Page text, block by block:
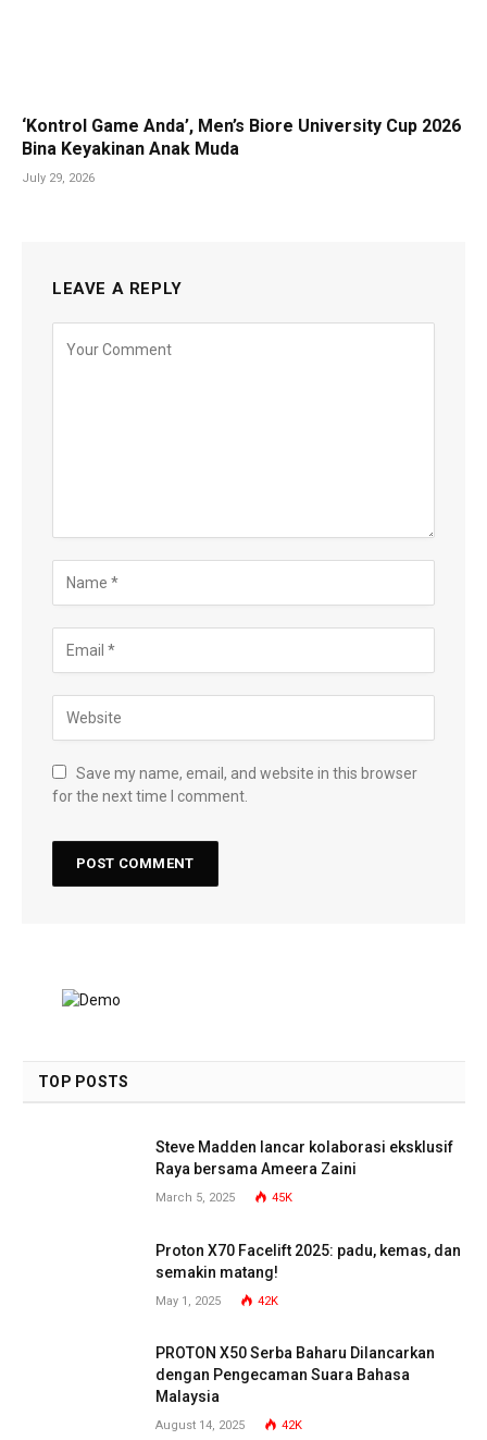
‘Kontrol Game Anda’, Men’s Biore University Cup 2026
Bina Keyakinan Anak Muda
July 29, 2026
LEAVE A REPLY
Save my name, email, and website in this browser
for the next time I comment.
TOP POSTS
Steve Madden lancar kolaborasi eksklusif
Raya bersama Ameera Zaini
March 5, 2025 45K
Proton X70 Facelift 2025: padu, kemas, dan
semakin matang!
May 1, 2025 42K
PROTON X50 Serba Baharu Dilancarkan
dengan Pengecaman Suara Bahasa
Malaysia
August 14, 2025 42K